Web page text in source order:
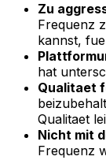
Zu
Frequenz
kannst,
hat
Qualitaet
Qualitaet
Nicht mit
Frequenz